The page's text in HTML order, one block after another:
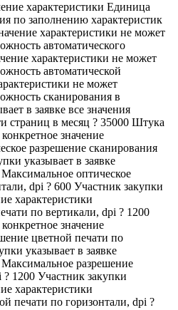
характеристики Единица
по заполнению характеристик
характеристики не может
автоматического
характеристики не может
автоматической
не может
сканирования в
в заявке все значения
страниц в месяц ? 35000 Штука
значение
разрешение сканирования
указывает в заявке
оптическое
dpi ? 600 Участник закупки
характеристики
по вертикали, dpi ? 1200
значение
цветной печати по
указывает в заявке
Максимальное разрешение
1200 Участник закупки
характеристики
печати по горизонтали, dpi ?